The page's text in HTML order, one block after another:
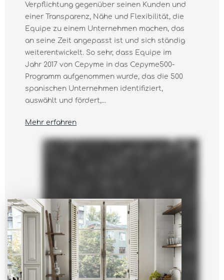
Verpflichtung gegenüber seinen Kunden und
einer Transparenz, Nähe und Flexibilität, die
Equipe zu einem Unternehmen machen, das
an seine Zeit angepasst ist und sich ständig
weiterentwickelt. So sehr, dass Equipe im
Jahr 2017 von Cepyme in das Cepyme500-
Programm aufgenommen wurde, das die 500
spanischen Unternehmen identifiziert,
auswählt und fördert,...
Mehr erfahren